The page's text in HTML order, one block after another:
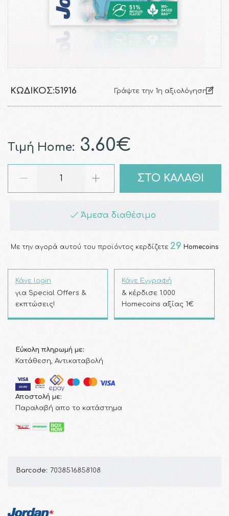
ΚΩΔΙΚΌΣ:51916 Γράψτε την 1η αξιολόγηση
Τιμή Home: 3.60€
ΣΤΟ ΚΑΛΑΘΙ
Άμεσα διαθέσιμο
Με την αγορά αυτού του προϊόντος κερδίζετε 29 Homecoins
Κάνε login
για Special Offers &
εκπτώσεις!
Κάνε Εγγραφή
& κέρδισε 1.000
Homecoins αξίας 1€
Εύκολη πληρωμή με:
Κατάθεση, Αντικαταβολή
Αποστολή με:
Παραλαβή απο το κατάστημα
Barcode: 7038516858108